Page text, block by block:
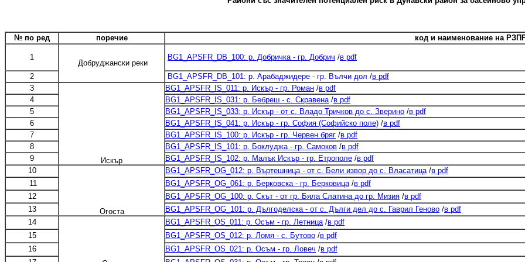
№ по ред поречие код и наименование на
1
Добруджански реки
BG1_APSFR_DB_100: р. Добричка - гр. Добрич /в pdf
2 BG1_APSFR_DB_101: р. Арабаджидере - гр. Вълчи дол /в pdf
3
Искър
BG1_APSFR_IS_011: р. Искър - гр. Роман /в pdf
4
BG1_APSFR_IS_031: р. Бебреш - с. Скравена /в pdf
5
BG1_APSFR_IS_033: р. Искър - от с. Владо Тричков до с. Зверино /в pdf
6
BG1_APSFR_IS_041: р. Искър - гр. София (Софийско поле) /в pdf
7
BG1_APSFR_IS_100: р. Искър - гр. Червен бряг /в pdf
8
BG1_APSFR_IS_101: р. Боклуджа - гр. Самоков /в pdf
9
BG1_APSFR_IS_102: р. Малък Искър - гр. Етрополе /в pdf
10
Огоста
BG1_APSFR_OG_012: р. Въртешница - от с. Бели извор до с. Власатица /в pdf
11
BG1_APSFR_OG_061: р. Берковска - гр. Берковица /в pdf
12
BG1_APSFR_OG_100: р. Скът - от гр. Бяла Слатина до гр. Мизия /в pdf
13
BG1_APSFR_OG_101: р. Дългоделска - от с. Дълги дел до с. Гаврил Геново /в pdf
14
BG1_APSFR_OS_011: р. Осъм - гр. Летница /в pdf
15
BG1_APSFR_OS_012: р. Ломя - с. Бутово /в pdf
16
BG1_APSFR_OS_021: р. Осъм - гр. Ловеч /в pdf